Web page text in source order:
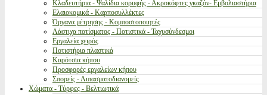
Κλαδευτήρια - Ψαλίδια κορυφής - Ακροκόφτες γκαζόν- Εμβολιαστήρια
Ελαιοκομικά - Καρποσυλλέκτες
Όργανα μέτρησης - Κομποστοποιητές
Λάστιχα ποτίσματος - Ποτιστικά - Ταχυσύνδεσμοι
Εργαλεία χειρός
Ποτιστήρια πλαστικά
Καρότσια κήπου
Προσφορές εργαλείων κήπου
Σπορείς - Λιπασματοδιανομείς
Χώματα - Τύρφες - Βελτιωτικά